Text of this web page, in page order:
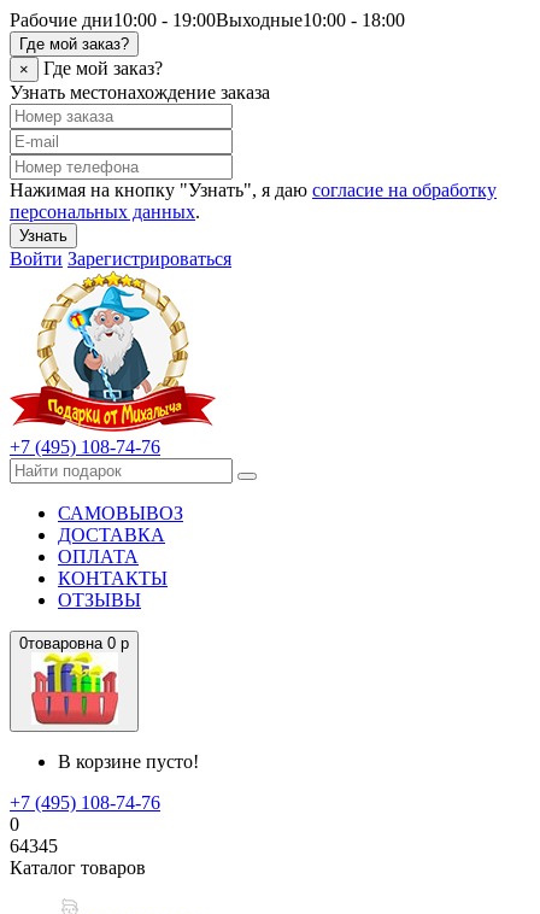
Рабочие дни10:00 - 19:00Выходные10:00 - 18:00
Где мой заказ?
×
Где мой заказ?
Узнать местонахождение заказа
Нажимая на кнопку "Узнать", я даю согласие на обработку
персональных данных.
Узнать
Войти Зарегистрироваться
+7 (495) 108-74-76
САМОВЫВОЗ
ДОСТАВКА
ОПЛАТА
КОНТАКТЫ
ОТЗЫВЫ
0товаровна 0 р
В корзине пусто!
+7 (495) 108-74-76
0
64345
Каталог товаров